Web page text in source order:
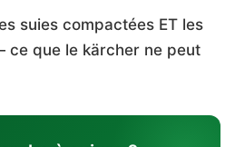
suies compactées ET les
que le kärcher ne peut